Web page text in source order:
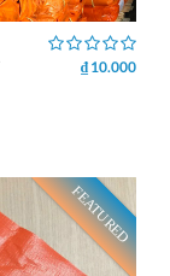
₫ 10.000
FEATURED